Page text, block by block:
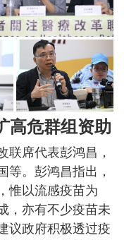
高危群组资助
联席代表彭鸿昌，
等。彭鸿昌指出，
惟以流感疫苗为
，亦有不少疫苗未
议政府积极透过疫